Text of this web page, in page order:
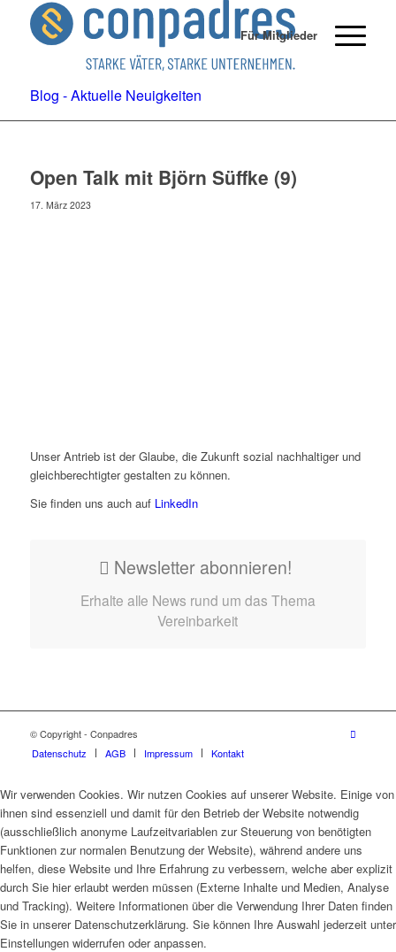
Für Mitglieder
Blog - Aktuelle Neuigkeiten
Open Talk mit Björn Süffke (9)
17. März 2023
Unser Antrieb ist der Glaube, die Zukunft sozial nachhaltiger und
gleichberechtigter gestalten zu können.
Sie finden uns auch aufLinkedIn
Newsletter abonnieren!
Erhalte alle News rund um das Thema
Vereinbarkeit
© Copyright - Conpadres
Datenschutz
AGB Impressum Kontakt
Wir verwenden Cookies. Wir nutzen Cookies auf unserer Website. Einige von
ihnen sind essenziell und damit für den Betrieb der Website notwendig
(ausschließlich anonyme Laufzeitvariablen zur Steuerung von benötigten
Funktionen zur normalen Benutzung der Website), während andere uns
helfen, diese Website und Ihre Erfahrung zu verbessern, welche aber explizit
durch Sie hier erlaubt werden müssen (Externe Inhalte und Medien, Analyse
und Tracking). Weitere Informationen über die Verwendung Ihrer Daten finden
Sie in unserer Datenschutzerklärung. Sie können Ihre Auswahl jederzeit unter
Einstellungen widerrufen oder anpassen.